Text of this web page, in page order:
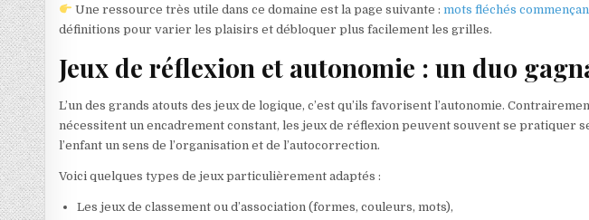
Une ressource très utile dans ce domaine est la page suivante : mots fléchés
définitions pour varier les plaisirs et débloquer plus facilement les grilles.
Jeux de réflexion et autonomie : un duo
L’un des grands atouts des jeux de logique, c’est qu’ils favorisent l’autonomie.
nécessitent un encadrement constant, les jeux de réflexion peuvent souvent se pratiquer
l’enfant un sens de l’organisation et de l’autocorrection.
Voici quelques types de jeux particulièrement adaptés :
Les jeux de classement ou d’association (formes, couleurs, mots),